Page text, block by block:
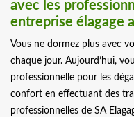
avec les
entreprise élagage
Vous ne dormez plus avec
chaque jour. Aujourd’hui,
professionnelle pour les
confort en effectuant des
professionnelles de SA